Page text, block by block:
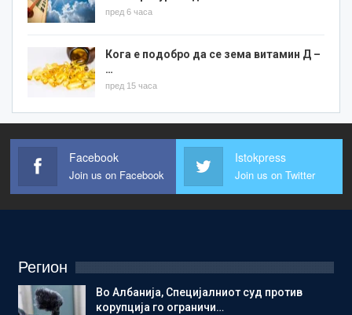
пред 6 часа
Кога е подобро да се зема витамин Д –
…
пред 15 часа
Facebook
Join us on Facebook
Istokpress
Join us on Twitter
Регион
Во Албанија, Специјалниот суд против
корупција го ограничи…